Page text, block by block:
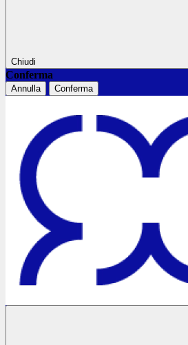
Chiudi
Conferma
Annulla Conferma